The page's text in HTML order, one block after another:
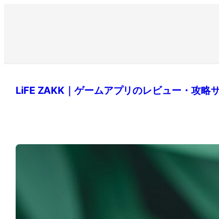
LiFE ZAKK｜ゲームアプリのレビュー・攻略